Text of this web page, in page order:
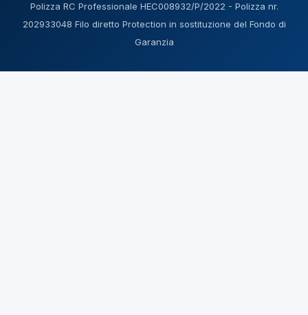
Polizza RC Professionale HEC008932/P/2022 - Polizza nr.
202933048 Filo diretto Protection in sostituzione del Fondo di
Garanzia